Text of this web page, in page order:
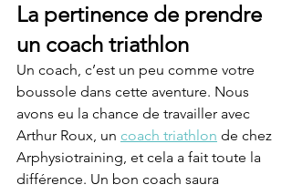
La pertinence de prendre
un coach triathlon
Un coach, c’est un peu comme votre
boussole dans cette aventure. Nous
avons eu la chance de travailler avec
Arthur Roux, un coach triathlon de chez
Arphysiotraining, et cela a fait toute la
différence. Un bon coach saura